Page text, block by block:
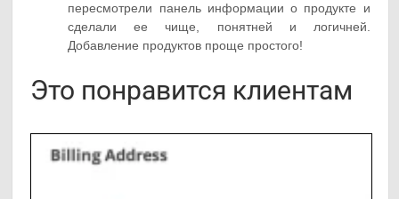
пересмотрели панель информации о продукте и
сделали ее чище, понятней и логичней.
Добавление продуктов проще простого!
Это понравится клиентам